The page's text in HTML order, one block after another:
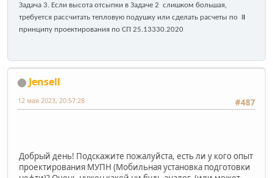
Задача 3. Если высота отсыпки в Задаче 2 слишком большая,
требуется рассчитать тепловую подушку или сделать расчеты по II
принципу проектирования по СП 25.13330.2020
Jensell
#487
12 мая 2023, 20:57:28
Добрый день! Подскажите пожалуйста, есть ли у кого опыт
проектирования МУПН (Мобильная установка подготовки